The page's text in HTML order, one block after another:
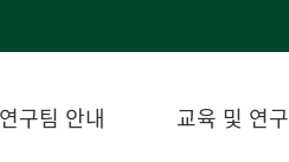
구팀 안내 교육 및 연구